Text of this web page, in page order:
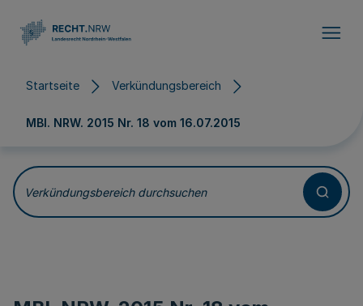
Startseite Verkündungsbereich
MBl. NRW. 2015 Nr. 18 vom 16.07.2015
Verkündungsbereich durchsuchen